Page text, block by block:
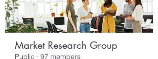
Market Research Group
Public · 97 members